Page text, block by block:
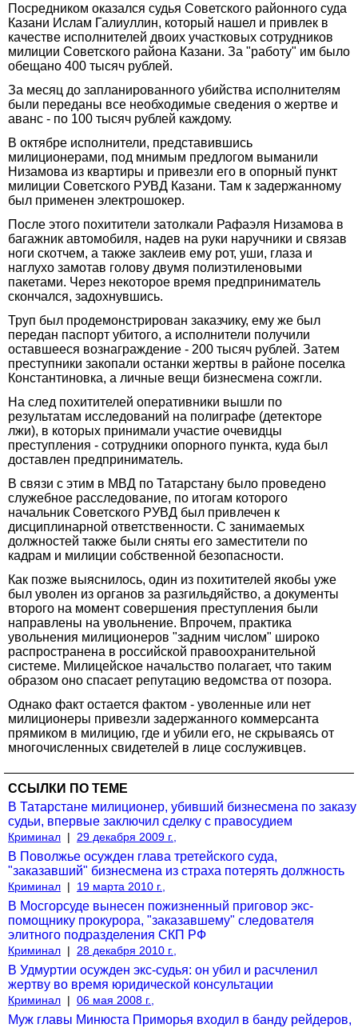
Посредником оказался судья Советского районного суда
Казани Ислам Галиуллин, который нашел и привлек в
качестве исполнителей двоих участковых сотрудников
милиции Советского района Казани. За "работу" им было
обещано 400 тысяч рублей.
За месяц до запланированного убийства исполнителям
были переданы все необходимые сведения о жертве и
аванс - по 100 тысяч рублей каждому.
В октябре исполнители, представившись
милиционерами, под мнимым предлогом выманили
Низамова из квартиры и привезли его в опорный пункт
милиции Советского РУВД Казани. Там к задержанному
был применен электрошокер.
После этого похитители затолкали Рафаэля Низамова в
багажник автомобиля, надев на руки наручники и связав
ноги скотчем, а также заклеив ему рот, уши, глаза и
наглухо замотав голову двумя полиэтиленовыми
пакетами. Через некоторое время предприниматель
скончался, задохнувшись.
Труп был продемонстрирован заказчику, ему же был
передан паспорт убитого, а исполнители получили
оставшееся вознаграждение - 200 тысяч рублей. Затем
преступники закопали останки жертвы в районе поселка
Константиновка, а личные вещи бизнесмена сожгли.
На след похитителей оперативники вышли по
результатам исследований на полиграфе (детекторе
лжи), в которых принимали участие очевидцы
преступления - сотрудники опорного пункта, куда был
доставлен предприниматель.
В связи с этим в МВД по Татарстану было проведено
служебное расследование, по итогам которого
начальник Советского РУВД был привлечен к
дисциплинарной ответственности. С занимаемых
должностей также были сняты его заместители по
кадрам и милиции собственной безопасности.
Как позже выяснилось, один из похитителей якобы уже
был уволен из органов за разгильдяйство, а документы
второго на момент совершения преступления были
направлены на увольнение. Впрочем, практика
увольнения милиционеров "задним числом" широко
распространена в российской правоохранительной
системе. Милицейское начальство полагает, что таким
образом оно спасает репутацию ведомства от позора.
Однако факт остается фактом - уволенные или нет
милиционеры привезли задержанного коммерсанта
прямиком в милицию, где и убили его, не скрываясь от
многочисленных свидетелей в лице сослуживцев.
ССЫЛКИ ПО ТЕМЕ
В Татарстане милиционер, убивший бизнесмена по заказу
судьи, впервые заключил сделку с правосудием
Криминал | 29 декабря 2009 г.,
В Поволжье осужден глава третейского суда,
"заказавший" бизнесмена из страха потерять должность
Криминал | 19 марта 2010 г.,
В Мосгорсуде вынесен пожизненный приговор экс-
помощнику прокурора, "заказавшему" следователя
элитного подразделения СКП РФ
Криминал | 28 декабря 2010 г.,
В Удмуртии осужден экс-судья: он убил и расчленил
жертву во время юридической консультации
Криминал | 06 мая 2008 г.,
Муж главы Минюста Приморья входил в банду рейдеров,